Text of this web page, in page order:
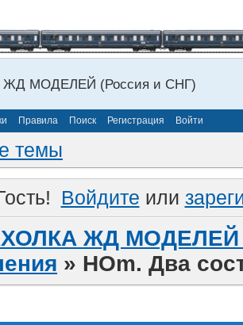
МОДЕЛЕЙ (Россия и СНГ)
Правила Поиск Регистрация Войти
темы
Войдите или
ЖД МОДЕЛЕЙ
» HOm. Два